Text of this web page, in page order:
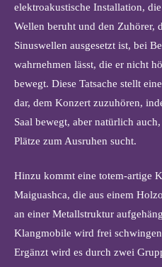
elektroakustische Installation,
Wellen beruht und den Zuhörer,
Sinuswellen ausgesetzt ist, bei
wahrnehmen lässt, die er nicht
bewegt. Diese Tatsache stellt
dar, dem Konzert zuzuhören,
Saal bewegt, aber natürlich
Plätze zum Ausruhen sucht.
Hinzu kommt eine totem-artige
Maiguashca, die aus einem
an einer Metallstruktur
Klangmobile wird frei
Ergänzt wird es durch zwei